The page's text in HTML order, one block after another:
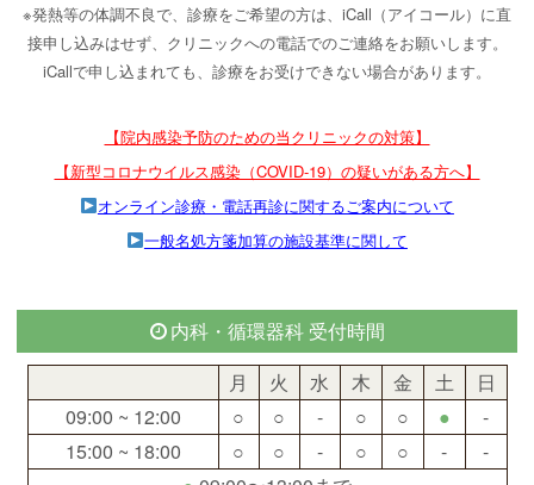
※発熱等の体調不良で、診療をご希望の方は、iCall（アイコール）に直
接申し込みはせず、クリニックへの電話でのご連絡をお願いします。
iCallで申し込まれても、診療をお受けできない場合があります。
【院内感染予防のための当クリニックの対策】
【新型コロナウイルス感染（COVID-19）の疑いがある方へ】
オンライン診療・電話再診に関するご案内について
一般名処方箋加算の施設基準に関して
内科・循環器科 受付時間
月
火 水 木 金 土
日
09:00 ~ 12:00
○ ○ - ○ ○ ●
-
15:00 ~ 18:00
○ ○ - ○ ○ -
-